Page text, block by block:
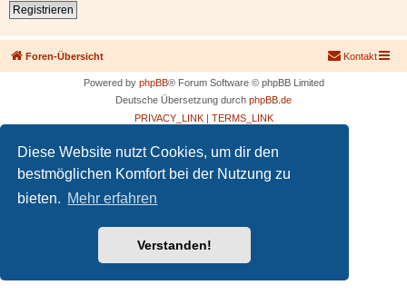
Diese Website nutzt Cookies, um dir den
bestmöglichen Komfort bei der Nutzung zu
bieten. Mehr erfahren
Verstanden!
Registrieren
Foren-Übersicht Kontakt
Powered by phpBB® Forum Software © phpBB Limited
Deutsche Übersetzung durch phpBB.de
PRIVACY_LINK| TERMS_LINK